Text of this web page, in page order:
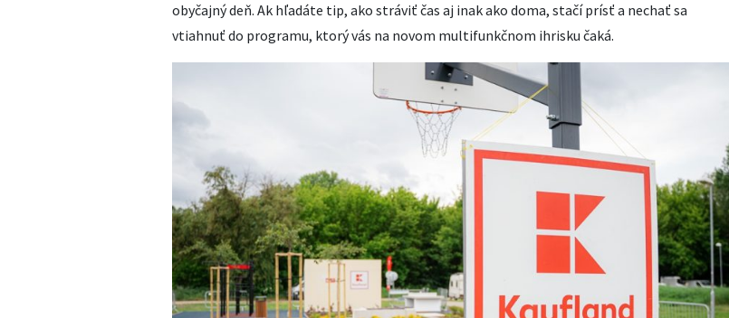
obyčajný deň. Ak hľadáte tip, ako stráviť čas aj inak ako doma, stačí prísť a nechať sa
vtiahnuť do programu, ktorý vás na novom multifunkčnom ihrisku čaká.